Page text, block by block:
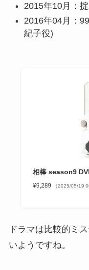
2015年10月：
2016年04月：
紀子役)
相棒 season9
¥9,289 （2025/05/19
ドラマは比較的ミ
いようですね。